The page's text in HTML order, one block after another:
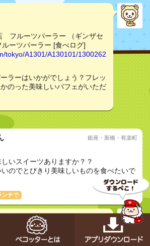
フルーツパーラー （ギンザセ
ーツパーラー [食べログ]
tokyo/A1301/A130101/1300262
ラーはいかがでしょう？フレッ
のった美味しいパフェがいただ
銀座・新橋・有楽町
いスイーツありますか？？
のでとびきり美味しいものを食べたいで
ンチで
フルーツパーラー （ギンザセ